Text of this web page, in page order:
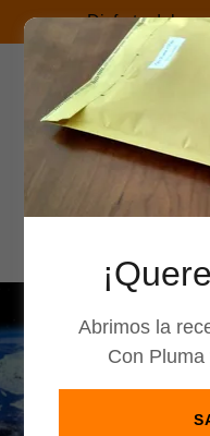
¡Disfruta del
¡Obtén un
inscribirte para
Abrimos la
Con Pluma